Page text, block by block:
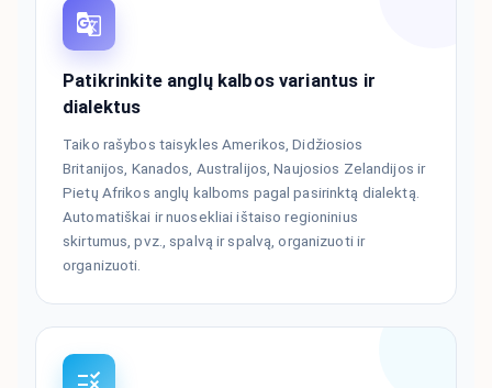
Patikrinkite anglų kalbos variantus ir
dialektus
Taiko rašybos taisykles Amerikos, Didžiosios
Britanijos, Kanados, Australijos, Naujosios Zelandijos ir
Pietų Afrikos anglų kalboms pagal pasirinktą dialektą.
Automatiškai ir nuosekliai ištaiso regioninius
skirtumus, pvz., spalvą ir spalvą, organizuoti ir
organizuoti.